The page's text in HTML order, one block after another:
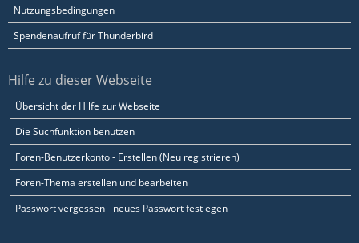
Nutzungsbedingungen
Spendenaufruf für Thunderbird
Hilfe zu dieser Webseite
Übersicht der Hilfe zur Webseite
Die Suchfunktion benutzen
Foren-Benutzerkonto - Erstellen (Neu registrieren)
Foren-Thema erstellen und bearbeiten
Passwort vergessen - neues Passwort festlegen